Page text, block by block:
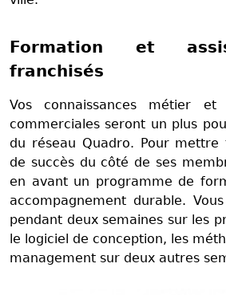
Formation et
franchisés
Vos connaissances métier et
commerciales seront un plus
du réseau Quadro. Pour mettre
de succès du côté de ses
en avant un programme de
accompagnement durable.
pendant deux semaines sur les
le logiciel de conception, les
management sur deux autres